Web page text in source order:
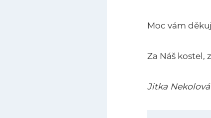
Moc vám
Za Náš kostel,
Jitka Nekolová